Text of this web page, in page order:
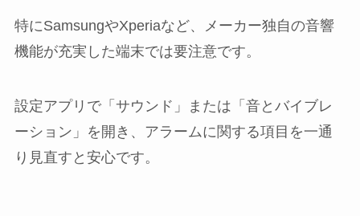
特にSamsungやXperiaなど、メーカー独自の音響
機能が充実した端末では要注意です。
設定アプリで「サウンド」または「音とバイブレ
ーション」を開き、アラームに関する項目を一通
り見直すと安心です。